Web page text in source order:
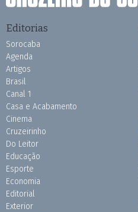
Editorias
Sorocaba
Agenda
Artigos
Brasil
Canal 1
Casa e Acabamento
Cinema
Cruzeirinho
Do Leitor
Educação
Esporte
Economia
Editorial
Exterior